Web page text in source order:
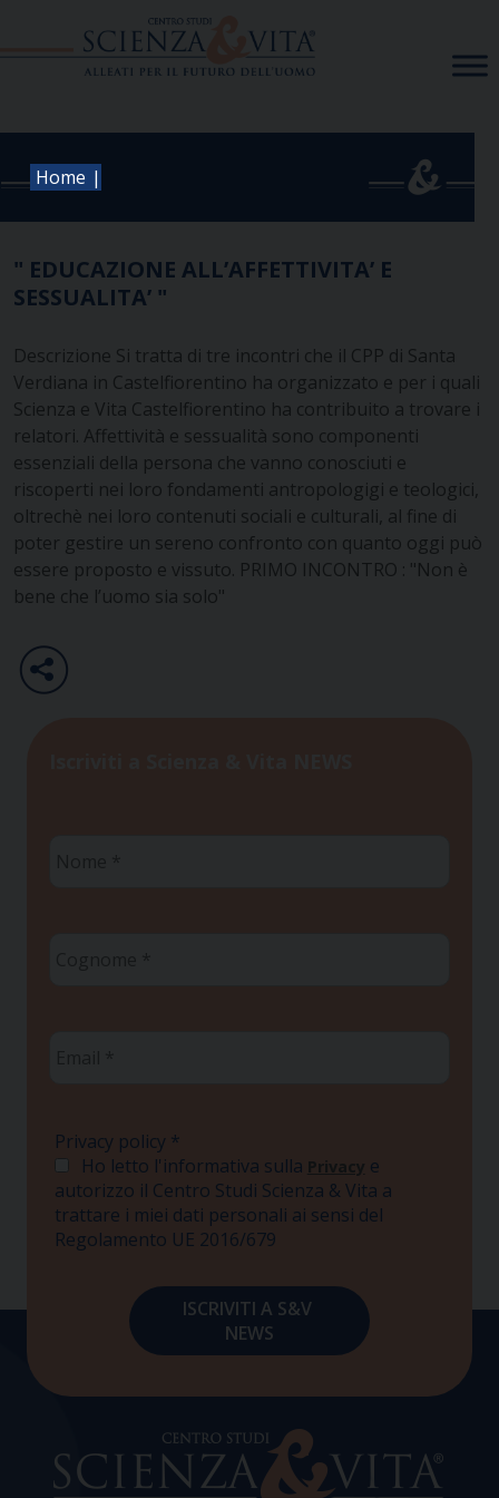
Home |
" EDUCAZIONE ALL’AFFETTIVITA’ E
SESSUALITA’ "
Descrizione Si tratta di tre incontri che il CPP di Santa
Verdiana in Castelfiorentino ha organizzato e per i quali
Scienza e Vita Castelfiorentino ha contribuito a trovare i
relatori. Affettività e sessualità sono componenti
essenziali della persona che vanno conosciuti e
riscoperti nei loro fondamenti antropologigi e teologici,
oltrechè nei loro contenuti sociali e culturali, al fine di
poter gestire un sereno confronto con quanto oggi può
essere proposto e vissuto. PRIMO INCONTRO : "Non è
bene che l’uomo sia solo"
Privacy policy *
Ho letto l'informativa sulla Privacy e
autorizzo il Centro Studi Scienza & Vita a
trattare i miei dati personali ai sensi del
Regolamento UE 2016/679